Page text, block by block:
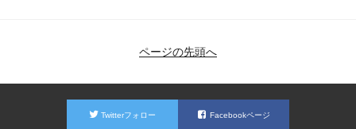
ページの先頭へ
Twitterフォロー Facebookページ